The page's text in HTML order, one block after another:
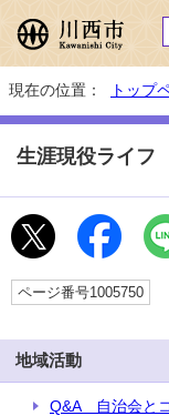
現在の位置： トップ
生涯現役ライフ
ページ番号1005750
地域活動
Q&A 自治会と